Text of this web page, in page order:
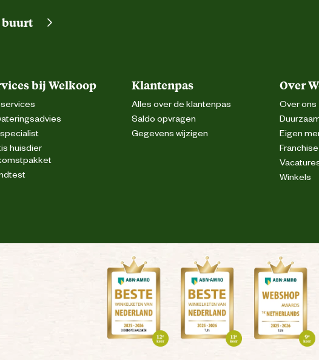
buurt
bij Welkoop
huisdier
Klantenpas
Alles over de klantenpas
Saldo opvragen
Gegevens wijzigen
Over
Over ons
Eigen
Franchise
Winkels